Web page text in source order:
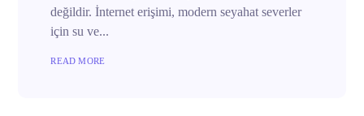
değildir. İnternet erişimi, modern seyahat severler
için su ve...
READ MORE